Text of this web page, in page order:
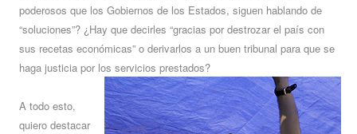
poderosos que los Gobiernos de los Estados, siguen hablando de
“soluciones”? ¿Hay que decirles “gracias por destrozar el país con
sus recetas económicas” o derivarlos a un buen tribunal para que se
haga justicia por los servicios prestados?
A todo esto,
quiero destacar